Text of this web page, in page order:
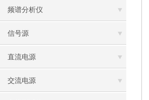
频谱分析仪
信号源
直流电源
交流电源